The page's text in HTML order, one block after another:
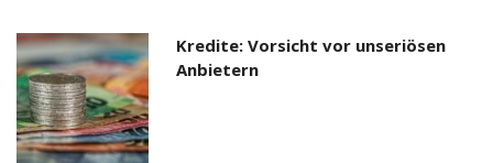
Kredite: Vorsicht vor unseriösen
Anbietern